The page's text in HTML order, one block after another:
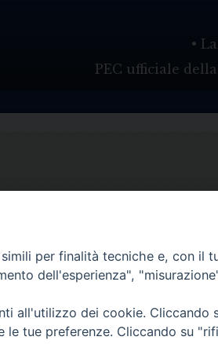
•
PEC ufficiale
per finalità tecniche e, con il
dell'esperienza",
all'utilizzo dei cookie.
le tue preferenze. Cliccando su